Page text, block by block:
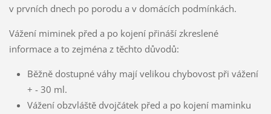
v prvních dnech po porodu a v domácích podmínkách.
Vážení miminek před a po kojení přináší zkreslené
informace a to zejména z těchto důvodů:
Běžně dostupné váhy mají velikou chybovost při vážení
+ - 30 ml.
Vážení obzvláště dvojčátek před a po kojení maminku